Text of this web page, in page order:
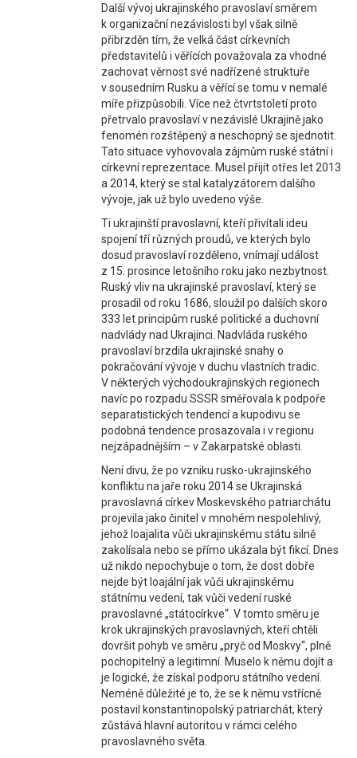
Další vývoj ukrajinského pravoslaví směrem
k organizační nezávislosti byl však silně
přibrzděn tím, že velká část církevních
představitelů i věřících považovala za vhodné
zachovat věrnost své nadřízené struktuře
v sousedním Rusku a věřící se tomu v nemalé
míře přizpůsobili. Více než čtvrtstoletí proto
přetrvalo pravoslaví v nezávislé Ukrajině jako
fenomén rozštěpený a neschopný se sjednotit.
Tato situace vyhovovala zájmům ruské státní i
církevní reprezentace. Musel přijít otřes let 2013
a 2014, který se stal katalyzátorem dalšího
vývoje, jak už bylo uvedeno výše.
Ti ukrajinští pravoslavní, kteří přivítali ideu
spojení tří různých proudů, ve kterých bylo
dosud pravoslaví rozděleno, vnímají událost
z 15. prosince letošního roku jako nezbytnost.
Ruský vliv na ukrajinské pravoslaví, který se
prosadil od roku 1686, sloužil po dalších skoro
333 let principům ruské politické a duchovní
nadvlády nad Ukrajinci. Nadvláda ruského
pravoslaví brzdila ukrajinské snahy o
pokračování vývoje v duchu vlastních tradic.
V některých východoukrajinských regionech
navíc po rozpadu SSSR směřovala k podpoře
separatistických tendencí a kupodivu se
podobná tendence prosazovala i v regionu
nejzápadnějším – v Zakarpatské oblasti.
Není divu, že po vzniku rusko-ukrajinského
konfliktu na jaře roku 2014 se Ukrajinská
pravoslavná církev Moskevského patriarchátu
projevila jako činitel v mnohém nespolehlivý,
jehož loajalita vůči ukrajinskému státu silně
zakolísala nebo se přímo ukázala být fikcí. Dnes
už nikdo nepochybuje o tom, že dost dobře
nejde být loajální jak vůči ukrajinskému
státnímu vedení, tak vůči vedení ruské
pravoslavné „státocírkve“. V tomto směru je
krok ukrajinských pravoslavných, kteří chtěli
dovršit pohyb ve směru „pryč od Moskvy“, plně
pochopitelný a legitimní. Muselo k němu dojít a
je logické, že získal podporu státního vedení.
Neméně důležité je to, že se k němu vstřícně
postavil konstantinopolský patriarchát, který
zůstává hlavní autoritou v rámci celého
pravoslavného světa.